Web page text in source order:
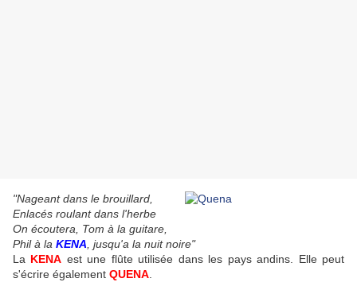
"Nageant dans le brouillard,
Enlacés roulant dans l'herbe
On écoutera, Tom à la guitare,
Phil à la KENA , jusqu'a la nuit noire"
La KENA est une flûte utilisée dans les pays andins. Elle peut
s'écrire également QUENA